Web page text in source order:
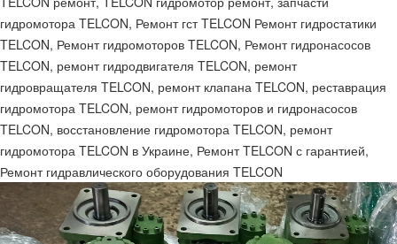
гидромотора TELCON, Ремонт гст TELCON Ремонт гидростатики
TELCON, Ремонт гидромоторов TELCON, Ремонт гидронасосов
TELCON, ремонт гидродвигателя TELCON, ремонт
гидровращателя TELCON, ремонт клапана TELCON, реставрация
гидромотора TELCON, ремонт гидромоторов и гидронасосов
TELCON, восстановление гидромотора TELCON, ремонт
гидромотора TELCON в Украине, Ремонт TELCON с гарантией,
Ремонт гидравлического оборудования TELCON